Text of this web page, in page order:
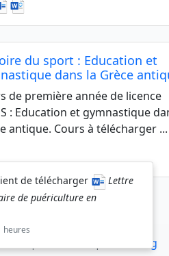
du sport : Education et
dans la Grèce
de première année de licence
: Education et gymnastique
antique. Cours à télécharger ...
Blog
de télécharger
Lettre
de puériculture en
heures